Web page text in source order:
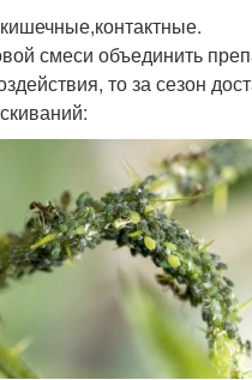
смеси объединить
то за сезон